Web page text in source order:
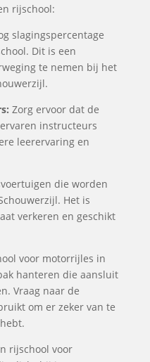
rijschool:
slagingspercentage
Dit is een
te nemen bij het
Zorg ervoor dat de
instructeurs
leerervaring en
die worden
Het is
verkeren en geschikt
voor motorrijles in
hanteren die aansluit
Vraag naar de
om er zeker van te
rijschool voor